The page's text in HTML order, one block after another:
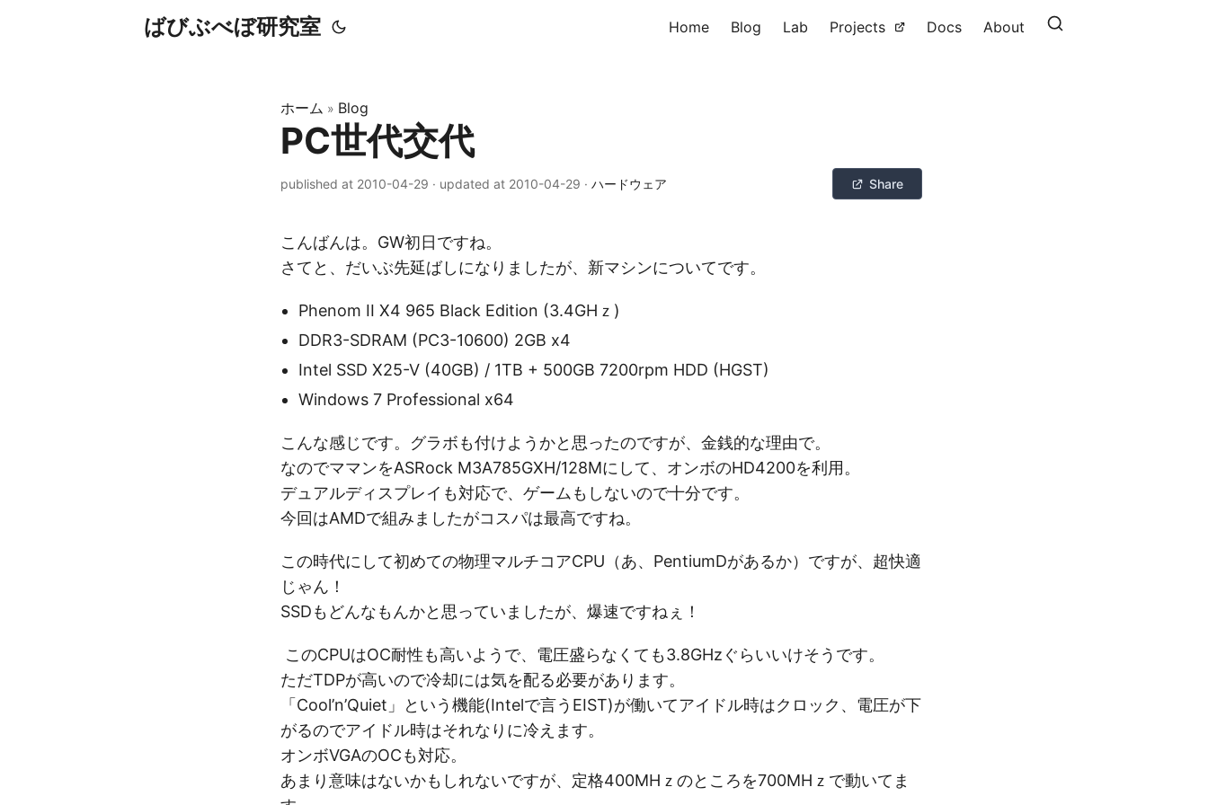
ばびぶべぼ研究室 Home Blog Lab Projects Docs About
ホーム » Blog
PC世代交代
published at 2010-04-29 · updated at 2010-04-29 · ハードウェア Share
こんばんは。GW初日ですね。
さてと、だいぶ先延ばしになりましたが、新マシンについてです。
Phenom II X4 965 Black Edition (3.4GHｚ)
DDR3-SDRAM (PC3-10600) 2GB x4
Intel SSD X25-V (40GB) / 1TB + 500GB 7200rpm HDD (HGST)
Windows 7 Professional x64
こんな感じです。グラボも付けようかと思ったのですが、金銭的な理由で。
なのでママンをASRock M3A785GXH/128Mにして、オンボのHD4200を利用。
デュアルディスプレイも対応で、ゲームもしないので十分です。
今回はAMDで組みましたがコスパは最高ですね。
この時代にして初めての物理マルチコアCPU（あ、PentiumDがあるか）ですが、超快適
じゃん！
SSDもどんなもんかと思っていましたが、爆速ですねぇ！
このCPUはOC耐性も高いようで、電圧盛らなくても3.8GHzぐらいいけそうです。
ただTDPが高いので冷却には気を配る必要があります。
「Cool’n’Quiet」という機能(Intelで言うEIST)が働いてアイドル時はクロック、電圧が下
がるのでアイドル時はそれなりに冷えます。
オンボVGAのOCも対応。
あまり意味はないかもしれないですが、定格400MHｚのところを700MHｚで動いてま